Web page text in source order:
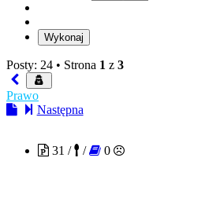
Posty: 24 • Strona 1 z 3
Prawo
Następna
31 /
/ 0